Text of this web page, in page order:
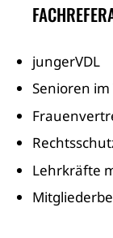
jungerVDL
Senioren im
Lehrkräfte